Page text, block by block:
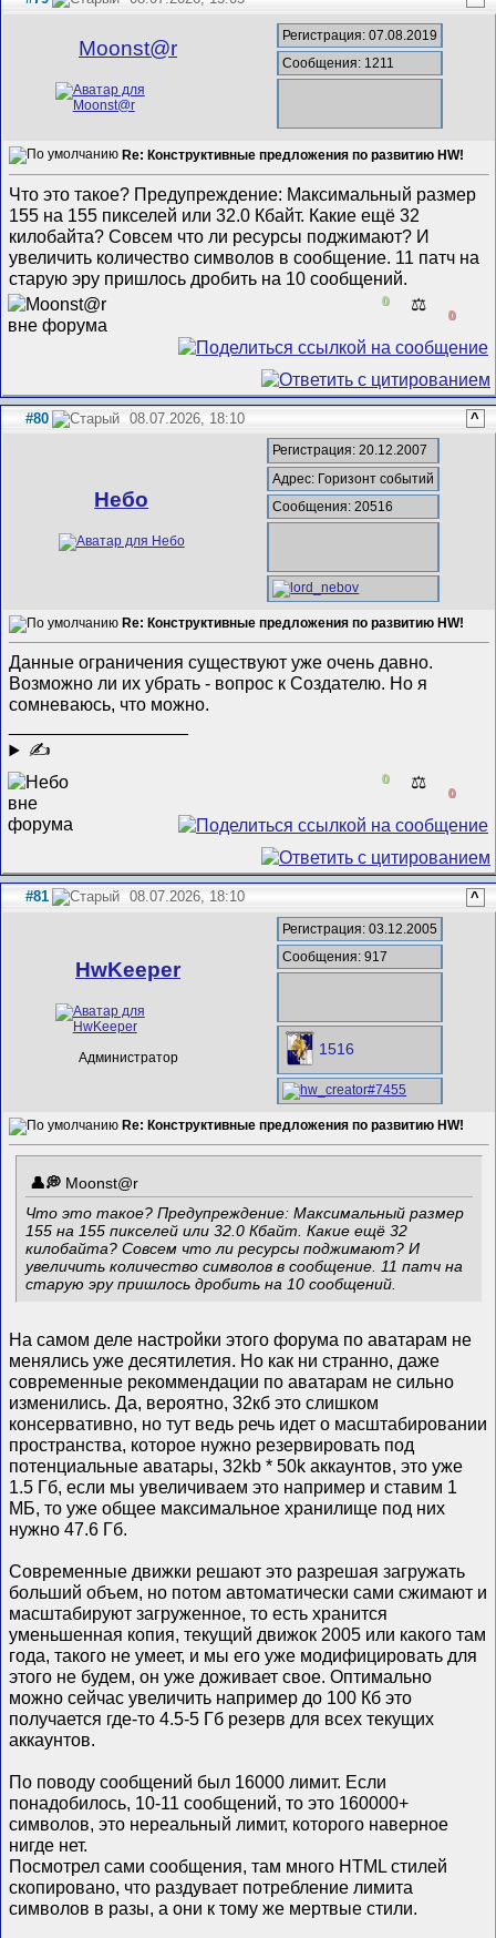
Mооnst@r
Регистрация: 07.08.2019
Сообщения: 1211
Re: Конструктивные предложения по развитию HW!
Что это такое? Предупреждение: Максимальный размер
155 на 155 пикселей или 32.0 Кбайт. Какие ещё 32
килобайта? Совсем что ли ресурсы поджимают? И
увеличить количество символов в сообщение. 11 патч на
старую эру пришлось дробить на 10 сообщений.
0 ⚖️
0
#80 08.07.2026, 18:10 ^
Небо
Регистрация: 20.12.2007
Адрес: Горизонт событий
Сообщения: 20516
Re: Конструктивные предложения по развитию HW!
Данные ограничения существуют уже очень давно.
Возможно ли их убрать - вопрос к Создателю. Но я
сомневаюсь, что можно.
✍
0 ⚖️
0
#81 08.07.2026, 18:10 ^
HwKeeper
Администратор
Регистрация: 03.12.2005
Сообщения: 917
1516
Re: Конструктивные предложения по развитию HW!
Mооnst@r
Что это такое? Предупреждение: Максимальный размер
155 на 155 пикселей или 32.0 Кбайт. Какие ещё 32
килобайта? Совсем что ли ресурсы поджимают? И
увеличить количество символов в сообщение. 11 патч на
старую эру пришлось дробить на 10 сообщений.
На самом деле настройки этого форума по аватарам не
менялись уже десятилетия. Но как ни странно, даже
современные рекоммендации по аватарам не сильно
изменились. Да, вероятно, 32кб это слишком
консервативно, но тут ведь речь идет о масштабировании
пространства, которое нужно резервировать под
потенциальные аватары, 32kb * 50k аккаунтов, это уже
1.5 Гб, если мы увеличиваем это например и ставим 1
МБ, то уже общее максимальное хранилище под них
нужно 47.6 Гб.
Современные движки решают это разрешая загружать
больший объем, но потом автоматически сами сжимают и
масштабируют загруженное, то есть хранится
уменьшенная копия, текущий движок 2005 или какого там
года, такого не умеет, и мы его уже модифицировать для
этого не будем, он уже доживает свое. Оптимально
можно сейчас увеличить например до 100 Кб это
получается где-то 4.5-5 Гб резерв для всех текущих
аккаунтов.
По поводу сообщений был 16000 лимит. Если
понадобилось, 10-11 сообщений, то это 160000+
символов, это нереальный лимит, которого наверное
нигде нет.
Посмотрел сами сообщения, там много HTML стилей
скопировано, что раздувает потребление лимита
символов в разы, а они к тому же мертвые стили.